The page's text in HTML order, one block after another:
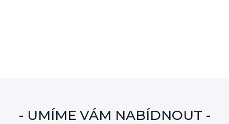
- UMÍME VÁM NABÍDNOUT -